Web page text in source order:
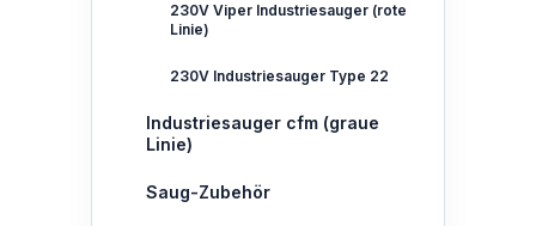
230V Viper Industriesauger (rote
Linie)
230V Industriesauger Type 22
Industriesauger cfm (graue
Linie)
Saug-Zubehör